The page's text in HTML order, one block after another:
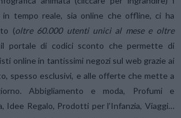
in tempo reale, sia online che offline, ci ha
(oltre 60.000 utenti unici al mese e oltre
portale di codici sconto che permette di
online in tantissimi negozi sul web grazie ai
spesso esclusivi, e alle offerte che mette a
Abbigliamento e moda, Profumi e
Idee Regalo, Prodotti per l’Infanzia, Viaggi…